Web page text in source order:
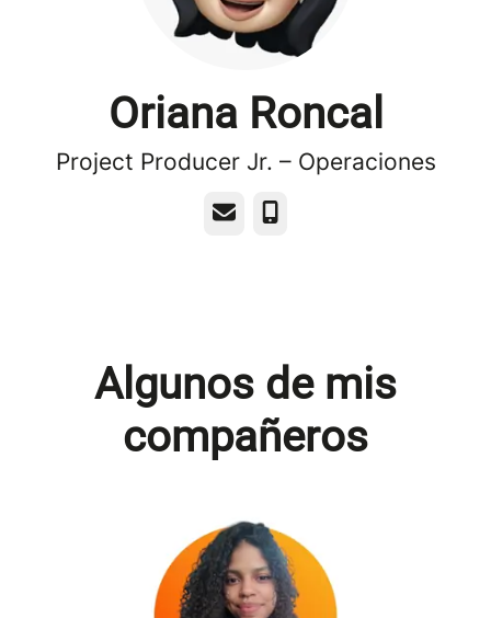
Oriana Roncal
Project Producer Jr. – Operaciones
Correo electrónico
Teléfono
Algunos de mis
compañeros